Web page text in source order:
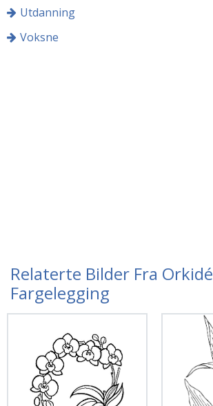
Utdanning
Voksne
Relaterte Bilder Fra Orkidé
Fargelegging